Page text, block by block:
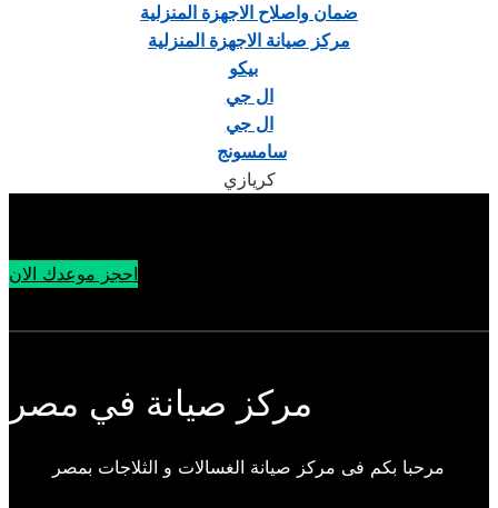
ضمان واصلاح الاجهزة المنزلية
مركز صيانة الاجهزة المنزلية
بيكو
ال جي
ال جي
سامسونج
كريازي
احجز موعدك الان
مركز صيانة في مصر
مرحبا بكم فى مركز صيانة الغسالات و الثلاجات بمصر